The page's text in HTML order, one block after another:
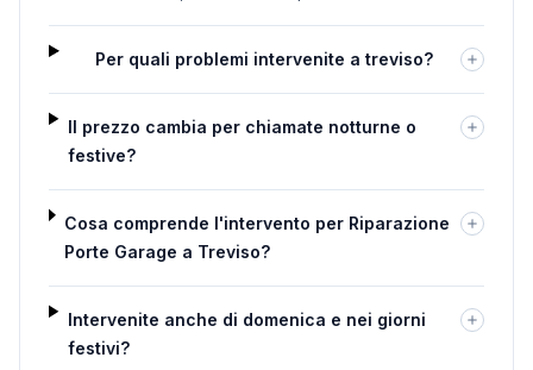
Per quali problemi intervenite a treviso?
Il prezzo cambia per chiamate notturne o
festive?
Cosa comprende l'intervento per Riparazione
Porte Garage a Treviso?
Intervenite anche di domenica e nei giorni
festivi?